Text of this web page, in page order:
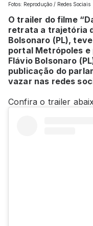
Fotos: Reprodução / Redes Sociais
O trailer do filme
retrata a trajetória
Bolsonaro (PL),
portal Metrópoles
Flávio Bolsonaro
publicação do
vazar nas redes
Confira o trailer